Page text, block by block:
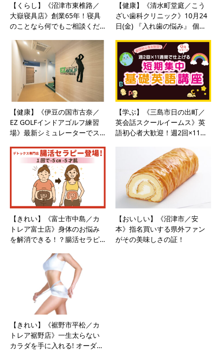
【くらし】《沼津市東椎路／
大嶽寝具店》創業65年！寝具
のことなら何でもご相談くだ…
【健康】《清水町堂庭／こう
ざい歯科クリニック》10月24
日(金) 『入れ歯の悩み』 個…
【健康】《伊豆の国市古奈／
EZ GOLFインドアゴルフ練習
場》最新シミュレーターでス…
【学ぶ】《三島市日の出町／
英会話スクールイームス》英
語初心者大歓迎！週2回×11…
【きれい】《富士市中島／カ
トレア富士店》身体のお悩み
を解消できる！？腸活セラピ…
【おいしい】《沼津市／安
本》指名買いする県外ファン
がその美味しさの証！
【きれい】《裾野市平松／カ
トレア裾野店》一生太らない
カラダを手に入れる! オーダ…